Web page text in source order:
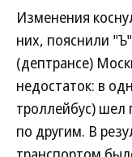
Изменения
них, пояснили
(дептрансе)
недостаток: в
троллейбус)
по другим. В